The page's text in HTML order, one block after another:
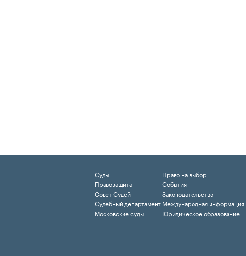
Суды
Правозащита
Совет Судей
Судебный департамент
Московские суды
Право на выбор
События
Законодательство
Международная информация
Юридическое образование